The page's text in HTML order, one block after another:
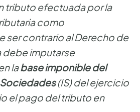
tributo efectuada por la
como
ser contrario al Derecho de
debe imputarse
labase imponible del
(IS) del ejercicio
el pago del tributo en